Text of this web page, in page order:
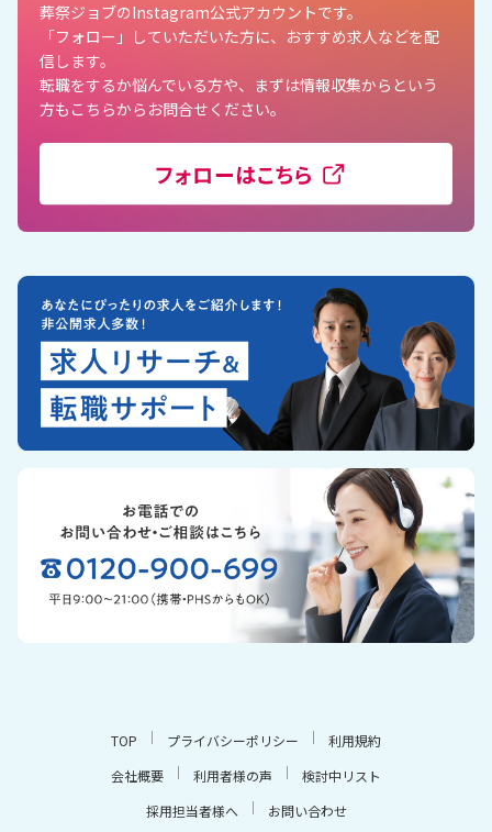
葬祭ジョブのInstagram公式アカウントです。
「フォロー」していただいた方に、おすすめ求人などを配
信します。
転職をするか悩んでいる方や、まずは情報収集からという
方もこちらからお問合せください。
TOP プライバシーポリシー
利用規約
会社概要
利用者様の声
検討中リスト
採用担当者様へ
お問い合わせ